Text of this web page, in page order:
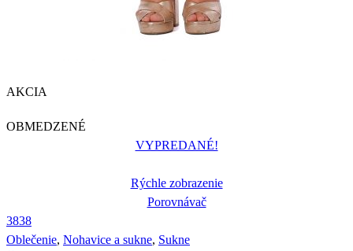
AKCIA
OBMEDZENÉ
VYPREDANÉ!
Rýchle zobrazenie
Porovnávač
3838
Oblečenie, Nohavice a sukne, Sukne